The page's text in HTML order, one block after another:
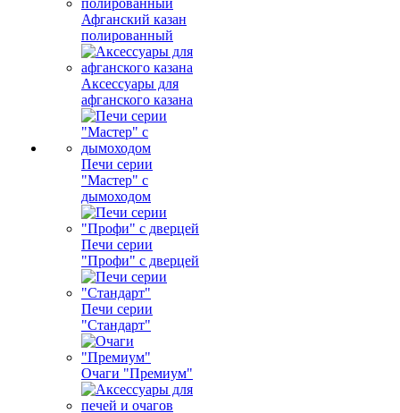
Афганский казан
полированный
Аксессуары для
афганского казана
Печи серии
"Мастер" с
дымоходом
Печи серии
"Профи" с дверцей
Печи серии
"Стандарт"
Очаги "Премиум"